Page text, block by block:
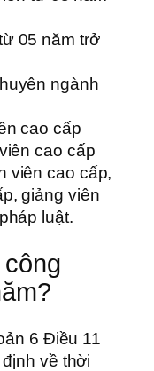
05 năm trở
ngành
cao cấp
cao cấp
viên cao cấp,
giảng viên
luật.
6 Điều 11
về thời